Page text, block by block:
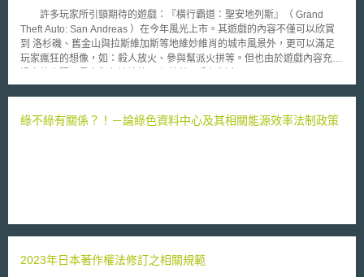
摘要 英國政府自2024年12月17日起展開「著作權與人工智慧」公開意見徵
詢，徵詢期間至2025年2月25日止，共計收到11,520份回應。回應者涵蓋
著作權人、創作者、AI模型開發者、學術研究機構、文化遺產機構及法律專
業人士等，惟各自占比並未揭露。基於DUAA第135條及第136條之法定義
務，英國政府須於法案通過後九個月內完成相關報告，遂於2026年3月18日
項：選項0（維持現狀）、選項1（強化著作權保護）、選項2（廣泛資料探
國政府原傾向推動之「選項3」（附選擇退出之廣泛例外），在逾萬份回應
1988，下稱CDPA）第29A條[3]設有文字及資料探勘（Text and Data
取用之著作進行自動化分析而不構成侵權。惟其適用範圍僅限於「非商業研
究目的」，使得AI業者在商業訓練場景中難以援引此一例外。 為解決前述挑
許多玩家所引頸期待的遊戲：『橫行霸道：聖安地列斯』（ Grand
Theft Auto: San Andreas ）在今年風光上市。其遊戲的內容不僅可以欣賞
到 洛杉磯、舊金山與拉斯維加斯等地維妙維肖的城市風景外，更可以滿足
玩家瘋狂的想像，如：殺人放火、參與幫派火拼等。但也由於遊戲內容充斥
Rating Board （ ESRB ）的分類，本遊戲應該是屬於「只限成人（ AO,
意指適合十七歲以上的人購買。 Rockstar 公司的行動違反廠商自律以及欺
綠不綠有關係？！－論綠色資料中心及其相關能源效率法制政策
2023年日本著作權法修訂之相關規範